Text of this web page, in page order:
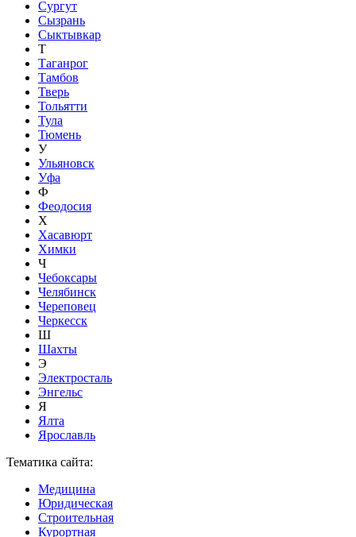
Сургут
Сызрань
Сыктывкар
Т
Таганрог
Тамбов
Тверь
Тольятти
Тула
Тюмень
У
Ульяновск
Уфа
Ф
Феодосия
Х
Хасавюрт
Химки
Ч
Чебоксары
Челябинск
Череповец
Черкесск
Ш
Шахты
Э
Электросталь
Энгельс
Я
Ялта
Ярославль
Тематика сайта:
Медицина
Юридическая
Строительная
Курортная